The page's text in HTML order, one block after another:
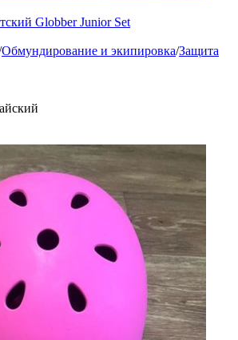
Globber Junior Set
Обмундирование и экипировка/Защита